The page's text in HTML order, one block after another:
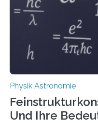
Physik Astronomie
Und Ihre